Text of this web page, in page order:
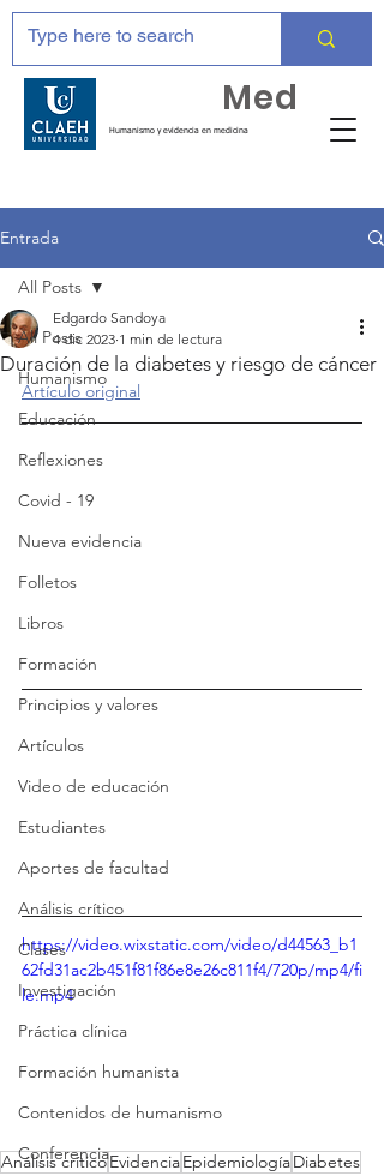
Humanismo y evidencia en medicina
Med
Entrada
All Posts
Humanismo
Educación
Reflexiones
Covid - 19
Nueva evidencia
Folletos
Libros
Formación
Principios y valores
Artículos
Video de educación
Estudiantes
Aportes de facultad
Análisis crítico
Clases
Investigación
Práctica clínica
Formación humanista
Contenidos de humanismo
Conferencia
All Posts
Duración de la diabetes y riesgo de cáncer
Edgardo Sandoya
4 dic 2023 1 min de lectura
Artículo original
https://video.wixstatic.com/video/d44563_b1
62fd31ac2b451f81f86e8e26c811f4/720p/mp4/fi
le.mp4
Análisis críticoEvidenciaEpidemiologíaDiabetes